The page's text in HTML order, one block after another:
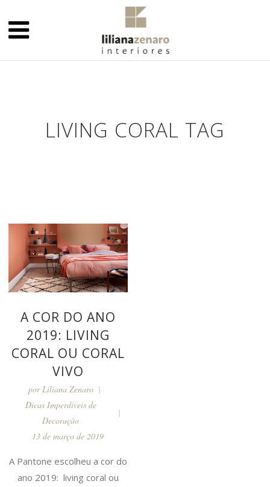
LIVING CORAL TAG
A COR DO ANO
2019: LIVING
CORAL OU CORAL
VIVO
porLiliana Zenaro
Dicas Imperdíveis de
Decoração
13 de março de 2019
A Pantone escolheu a cor do
ano 2019: living coral ou